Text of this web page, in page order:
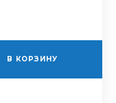
В КОРЗИНУ